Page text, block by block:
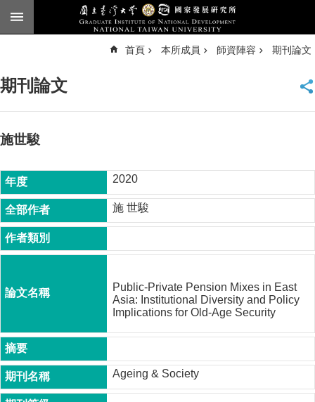
跳到主要內容區塊
臺
頁
公
告
本
所
簡
本
員
博
士
班
首頁 本所成員 師資陣容 期刊論文
期刊論文
施世駿
2020
施 世駿
Public-Private Pension Mixes in East
Asia: Institutional Diversity and Policy
Implications for Old-Age Security
Ageing & Society